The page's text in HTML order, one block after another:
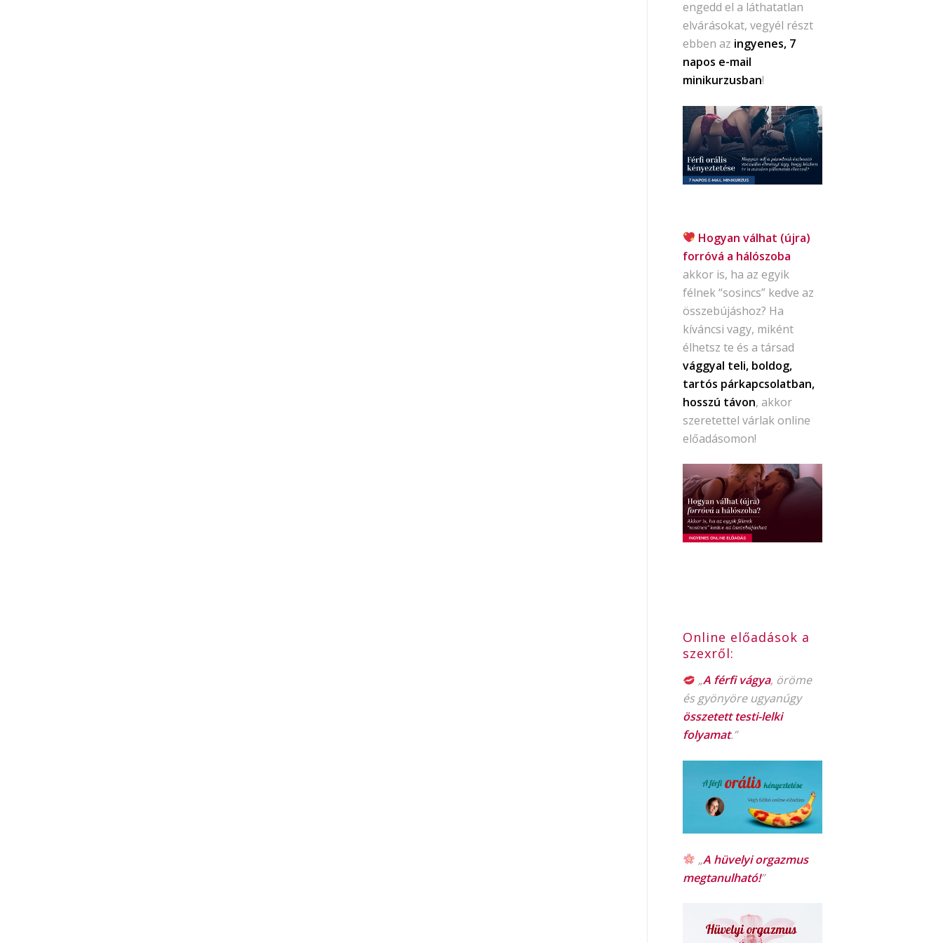
engedd el a láthatatlan
elvárásokat, vegyél részt
ebben az ingyenes, 7
napos e-mail
minikurzusban!
Hogyan válhat (újra)
forróvá a hálószoba
akkor is, ha az egyik
félnek “sosincs” kedve az
összebújáshoz? Ha
kíváncsi vagy, miként
élhetsz te és a társad
vággyal teli, boldog,
tartós párkapcsolatban,
hosszú távon, akkor
szeretettel várlak online
előadásomon!
Online előadások a
szexről:
„A férfi vágya, öröme
és gyönyöre ugyanúgy
összetett testi-lelki
folyamat.”
„A hüvelyi orgazmus
megtanulható!”